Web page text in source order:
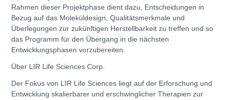
Rahmen dieser Projektphase dient dazu, Entscheidungen in
Bezug auf das Moleküldesign, Qualitätsmerkmale und
Überlegungen zur zukünftigen Herstellbarkeit zu treffen und so
das Programm für den Übergang in die nächsten
Entwicklungsphasen vorzubereiten.
Über LIR Life Sciences Corp.
Der Fokus von LIR Life Sciences liegt auf der Erforschung und
Entwicklung skalierbarer und erschwinglicher Therapien zur